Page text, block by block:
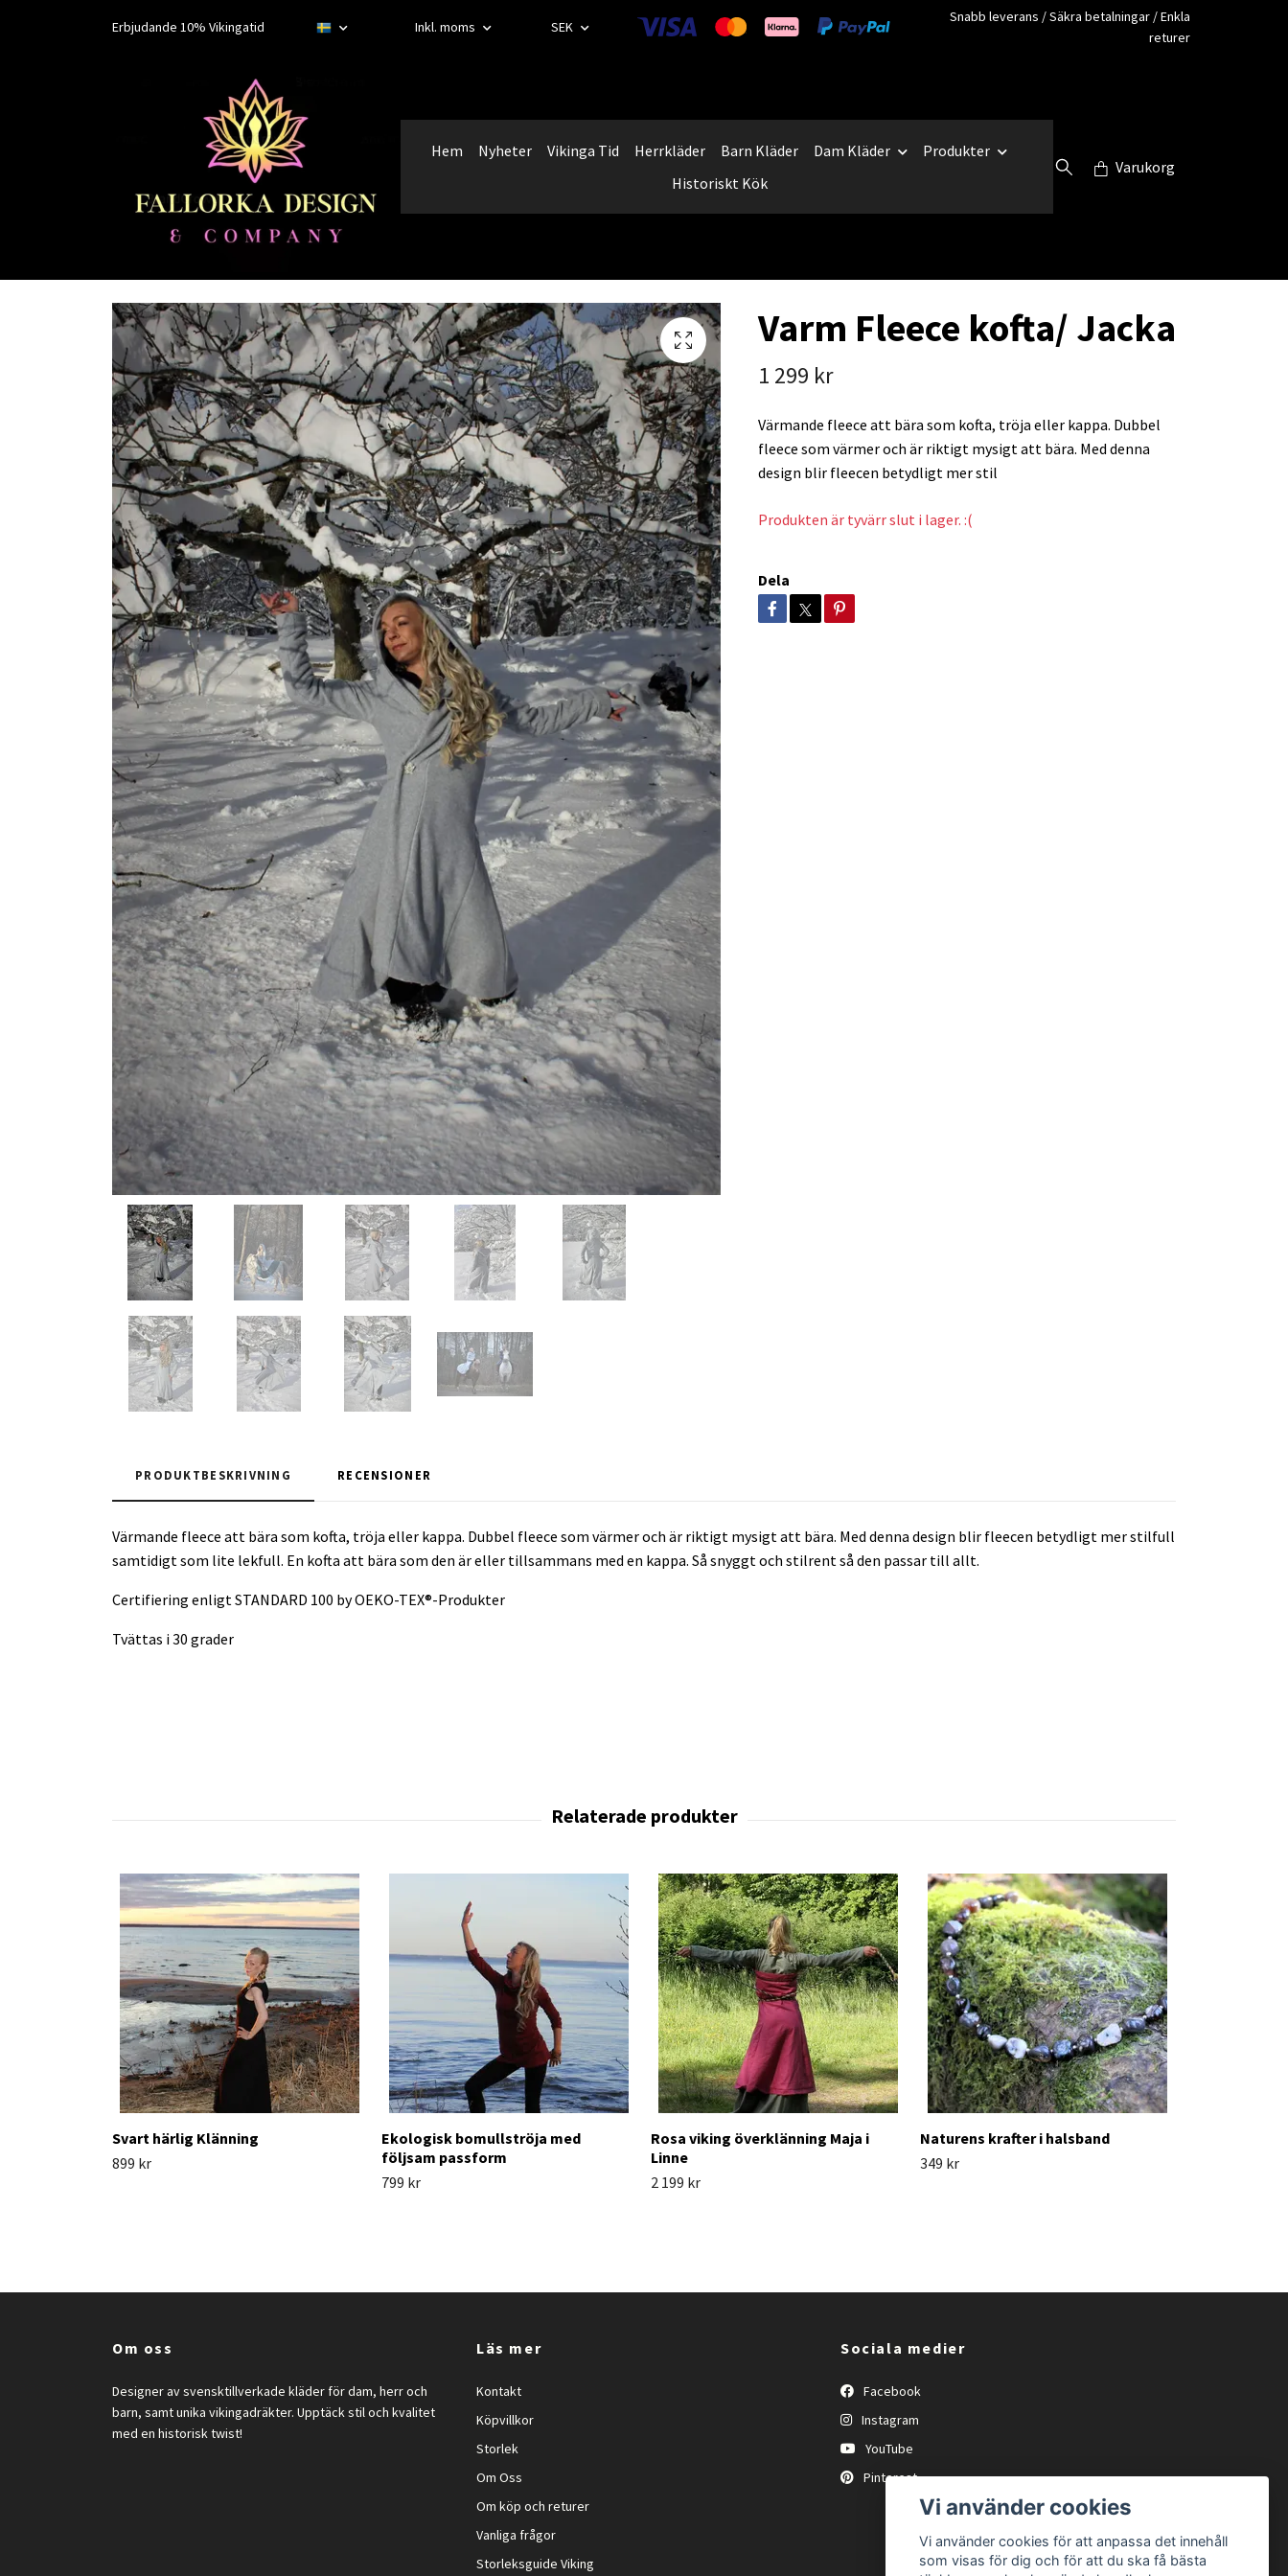
Erbjudande 10% Vikingatid Inkl. moms SEK
Snabb leverans / Säkra betalningar / Enkla
returer
Hem Nyheter Vikinga Tid Herrkläder Barn Kläder Dam Kläder
Produkter
Historiskt Kök
Varukorg
Varm Fleece kofta/ Jacka
1 299 kr
Värmande fleece att bära som kofta, tröja eller kappa. Dubbel
fleece som värmer och är riktigt mysigt att bära. Med denna
design blir fleecen betydligt mer stil
Produkten är tyvärr slut i lager. :(
Dela
PRODUKTBESKRIVNING RECENSIONER
Värmande fleece att bära som kofta, tröja eller kappa. Dubbel fleece som värmer och är riktigt mysigt att bära. Med denna design blir fleecen betydligt mer stilfull
samtidigt som lite lekfull. En kofta att bära som den är eller tillsammans med en kappa. Så snyggt och stilrent så den passar till allt.
Certifiering enligt STANDARD 100 by OEKO-TEX®-Produkter
Tvättas i 30 grader
Svart härlig Klänning
899 kr
Ekologisk bomullströja med
följsam passform
799 kr
Rosa viking överklänning Maja i
Linne
2 199 kr
Naturens krafter i halsband
349 kr
Om oss
Designer av svensktillverkade kläder för dam, herr och
barn, samt unika vikingadräkter. Upptäck stil och kvalitet
med en historisk twist!
Läs mer
Kontakt
Köpvillkor
Storlek
Om Oss
Om köp och returer
Vanliga frågor
Storleksguide Viking
Sociala medier
Facebook
Instagram
YouTube
Pinterest
Vi använder cookies
Vi använder cookies för att anpassa det innehåll
som visas för dig och för att du ska få bästa